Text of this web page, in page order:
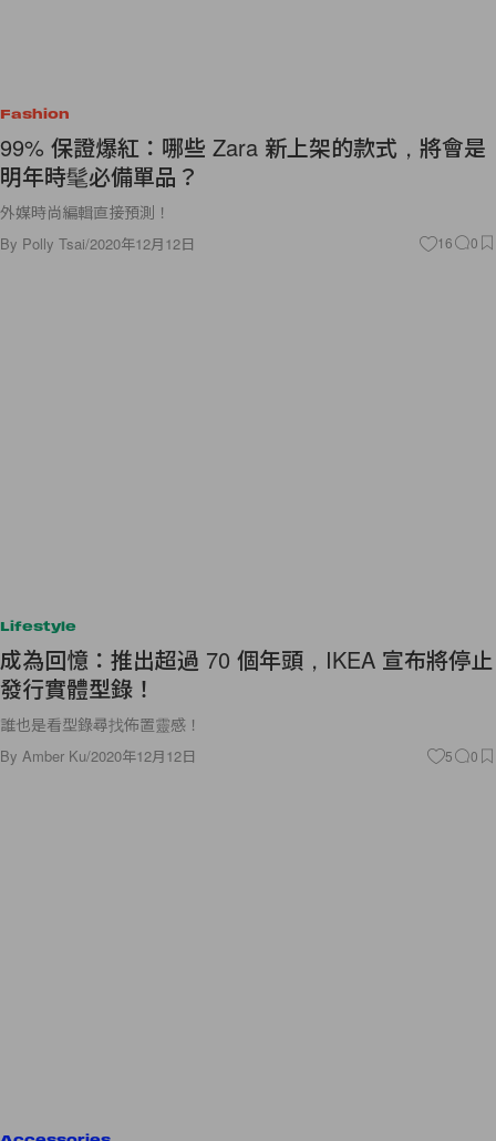
Fashion
99% 保證爆紅：哪些 Zara 新上架的款式，將會是
明年時髦必備單品？
外媒時尚編輯直接預測！
By Polly Tsai/2020年12月12日 16 0
Lifestyle
成為回憶：推出超過 70 個年頭，IKEA 宣布將停止
發行實體型錄！
誰也是看型錄尋找佈置靈感！
By Amber Ku/2020年12月12日 5 0